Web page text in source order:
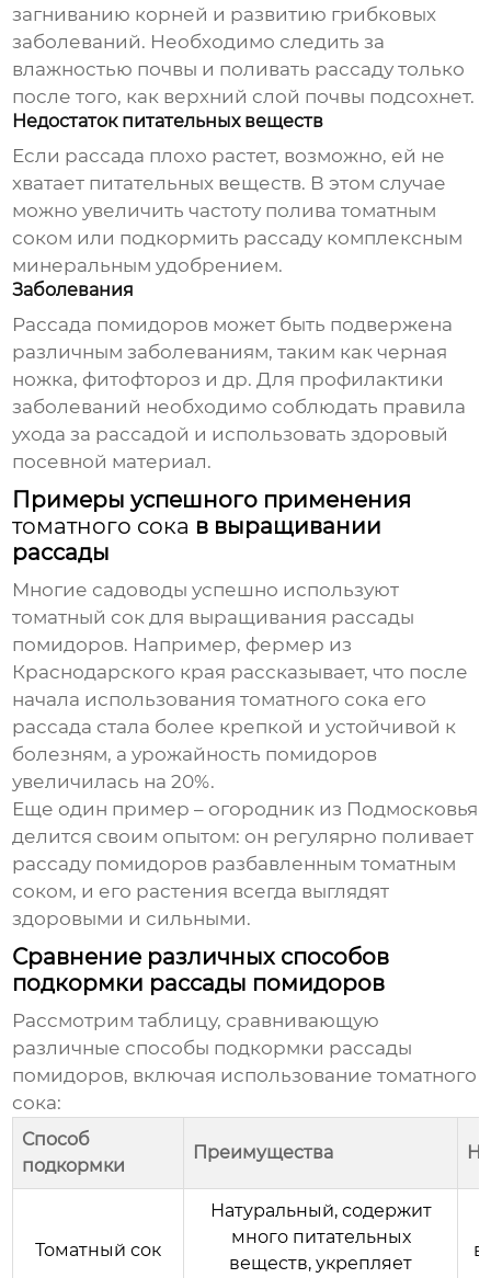
загниванию корней и развитию грибковых
заболеваний. Необходимо следить за
влажностью почвы и поливать рассаду только
после того, как верхний слой почвы подсохнет.
Недостаток питательных веществ
Если рассада плохо растет, возможно, ей не
хватает питательных веществ. В этом случае
можно увеличить частоту поливатоматным
соком или подкормить рассаду комплексным
минеральным удобрением.
Заболевания
Рассада помидоров может быть подвержена
различным заболеваниям, таким как черная
ножка, фитофтороз и др. Для профилактики
заболеваний необходимо соблюдать правила
ухода за рассадой и использовать здоровый
посевной материал.
Примеры успешного применения
томатного сока в выращивании
рассады
Многие садоводы успешно используют
томатный сок для выращивания рассады
помидоров. Например, фермер из
Краснодарского края рассказывает, что после
начала использованиятоматного сока его
рассада стала более крепкой и устойчивой к
болезням, а урожайность помидоров
увеличилась на 20%.
Еще один пример – огородник из Подмосковья
делится своим опытом: он регулярно поливает
рассаду помидоров разбавленнымтоматным
соком, и его растения всегда выглядят
здоровыми и сильными.
Сравнение различных способов
подкормки рассады помидоров
Рассмотрим таблицу, сравнивающую
различные способы подкормки рассады
помидоров, включая использованиетоматного
сока:
Способ
подкормки
Преимущества
Томатный сок
Натуральный, содержит
много питательных
веществ, укрепляет